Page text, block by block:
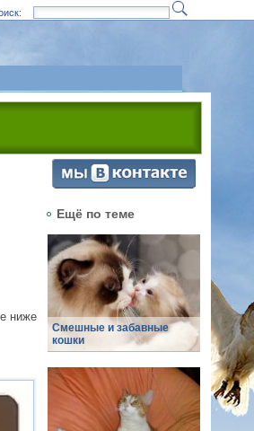
ниже
Ещё по теме
Смешные и забавные
кошки